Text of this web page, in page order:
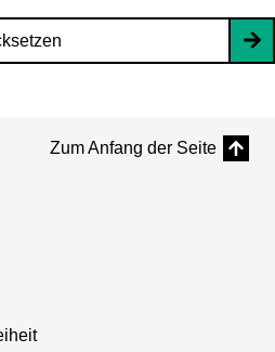
Zum Anfang der Seite